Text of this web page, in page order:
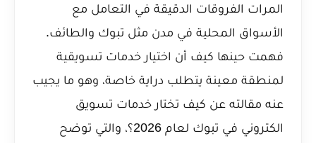
المرات الفروقات الدقيقة في التعامل مع
الأسواق المحلية في مدن مثل تبوك والطائف.
فهمت حينها كيف أن اختيار خدمات تسويقية
لمنطقة معينة يتطلب دراية خاصة، وهو ما يجيب
عنه مقالته عن كيف تختار خدمات تسويق
الكتروني في تبوك لعام 2026؟
، والتي توضح